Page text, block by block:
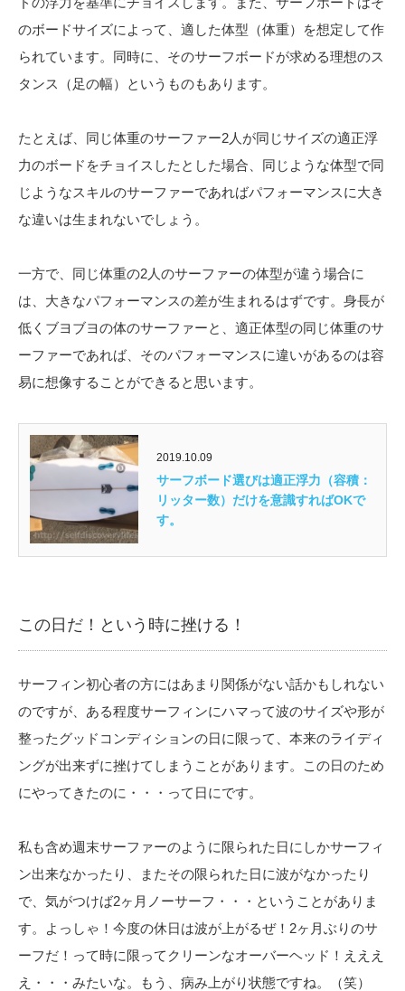
のボードサイズによって、適した体型（体重）を想定して作
られています。同時に、そのサーフボードが求める理想のス
タンス（足の幅）というものもあります。
たとえば、同じ体重のサーファー2人が同じサイズの適正浮
力のボードをチョイスしたとした場合、同じような体型で同
じようなスキルのサーファーであればパフォーマンスに大き
な違いは生まれないでしょう。
一方で、同じ体重の2人のサーファーの体型が違う場合に
は、大きなパフォーマンスの差が生まれるはずです。身長が
低くブヨブヨの体のサーファーと、適正体型の同じ体重のサ
ーファーであれば、そのパフォーマンスに違いがあるのは容
易に想像することができると思います。
2019.10.09
サーフボード選びは適正浮力（容積：
リッター数）だけを意識すればOKで
す。
この日だ！という時に挫ける！
サーフィン初心者の方にはあまり関係がない話かもしれない
のですが、ある程度サーフィンにハマって波のサイズや形が
整ったグッドコンディションの日に限って、本来のライディ
ングが出来ずに挫けてしまうことがあります。この日のため
にやってきたのに・・・って日にです。
私も含め週末サーファーのように限られた日にしかサーフィ
ン出来なかったり、またその限られた日に波がなかったり
で、気がつけば2ヶ月ノーサーフ・・・ということがありま
す。よっしゃ！今度の休日は波が上がるぜ！2ヶ月ぶりのサ
ーフだ！って時に限ってクリーンなオーバーヘッド！えええ
え・・・みたいな。もう、病み上がり状態ですね。（笑）